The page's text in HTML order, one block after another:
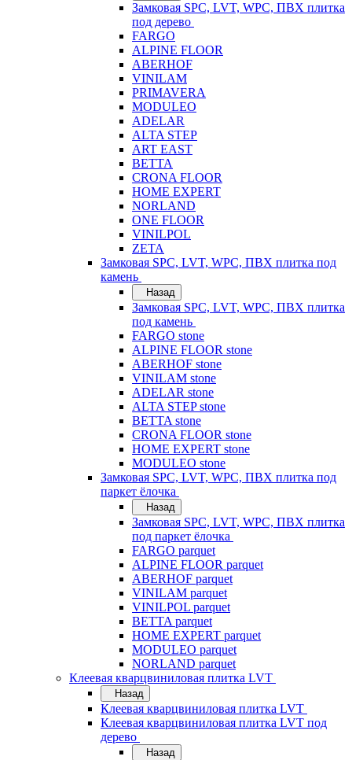
Замковая SPC, LVT, WPC, ПВХ плитка
под дерево
FARGO
ALPINE FLOOR
ABERHOF
VINILAM
PRIMAVERA
MODULEO
ADELAR
ALTA STEP
ART EAST
BETTA
CRONA FLOOR
HOME EXPERT
NORLAND
ONE FLOOR
VINILPOL
ZETA
Замковая SPC, LVT, WPC, ПВХ плитка под
камень
Назад
Замковая SPC, LVT, WPC, ПВХ плитка
под камень
FARGO stone
ALPINE FLOOR stone
ABERHOF stone
VINILAM stone
ADELAR stone
ALTA STEP stone
BETTA stone
CRONA FLOOR stone
HOME EXPERT stone
MODULEO stone
Замковая SPC, LVT, WPC, ПВХ плитка под
паркет ёлочка
Назад
Замковая SPC, LVT, WPC, ПВХ плитка
под паркет ёлочка
FARGO parquet
ALPINE FLOOR parquet
ABERHOF parquet
VINILAM parquet
VINILPOL parquet
BETTA parquet
HOME EXPERT parquet
MODULEO parquet
NORLAND parquet
Клеевая кварцвиниловая плитка LVT
Назад
Клеевая кварцвиниловая плитка LVT
Клеевая кварцвиниловая плитка LVT под
дерево
Назад